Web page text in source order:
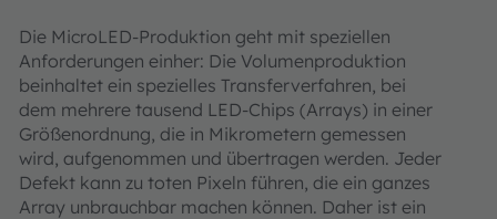
Die MicroLED-Produktion geht mit speziellen
Anforderungen einher: Die Volumenproduktion
beinhaltet ein spezielles Transferverfahren, bei
dem mehrere tausend LED-Chips (Arrays) in einer
Größenordnung, die in Mikrometern gemessen
wird, aufgenommen und übertragen werden. Jeder
Defekt kann zu toten Pixeln führen, die ein ganzes
Array unbrauchbar machen können. Daher ist ein